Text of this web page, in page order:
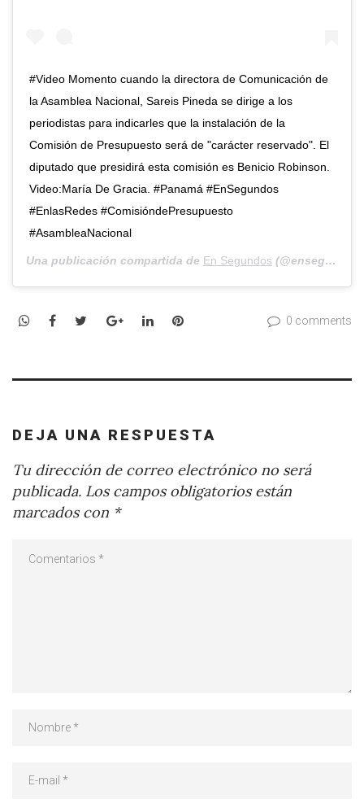
#Video Momento cuando la directora de Comunicación de
la Asamblea Nacional, Sareis Pineda se dirige a los
periodistas para indicarles que la instalación de la
Comisión de Presupuesto será de "carácter reservado". El
diputado que presidirá esta comisión es Benicio Robinson.
Video:María De Gracia. #Panamá #EnSegundos
#EnlasRedes #ComisióndePresupuesto
#AsambleaNacional
Una publicación compartida de En Segundos (@ensegundos.pa) el
WhatsApp
Facebook
TwitterGoogle+LinkedInPinterest 0 comments
DEJA UNA RESPUESTA
Tu dirección de correo electrónico no será
publicada. Los campos obligatorios están
marcados con *